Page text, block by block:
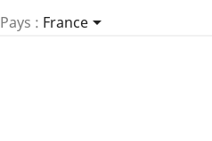
Pays : France